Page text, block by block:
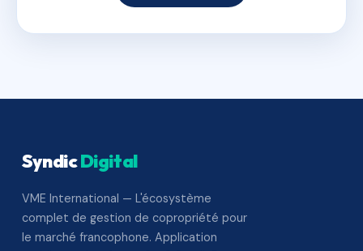
SyndicDigital
VME International — L'écosystème
complet de gestion de copropriété pour
le marché francophone. Application